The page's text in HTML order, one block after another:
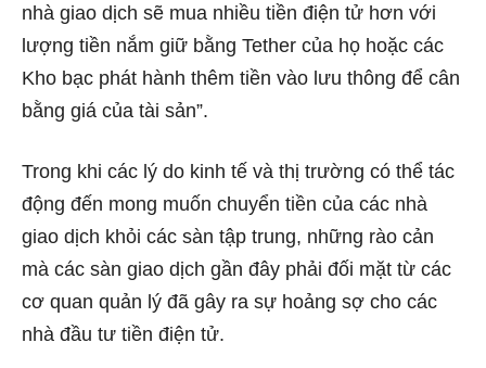
nhà giao dịch sẽ mua nhiều tiền điện tử hơn với
lượng tiền nắm giữ bằng Tether của họ hoặc các
Kho bạc phát hành thêm tiền vào lưu thông để cân
bằng giá của tài sản”.
Trong khi các lý do kinh tế và thị trường có thể tác
động đến mong muốn chuyển tiền của các nhà
giao dịch khỏi các sàn tập trung, những rào cản
mà các sàn giao dịch gần đây phải đối mặt từ các
cơ quan quản lý đã gây ra sự hoảng sợ cho các
nhà đầu tư tiền điện tử.